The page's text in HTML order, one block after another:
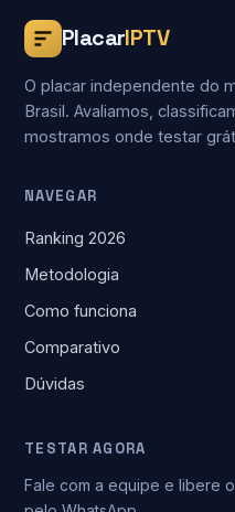
PlacarIPTV
O placar independente do
Brasil. Avaliamos,
mostramos onde testar
NAVEGAR
Ranking 2026
Metodologia
Como funciona
Comparativo
Dúvidas
TESTAR AGORA
Fale com a equipe e libere